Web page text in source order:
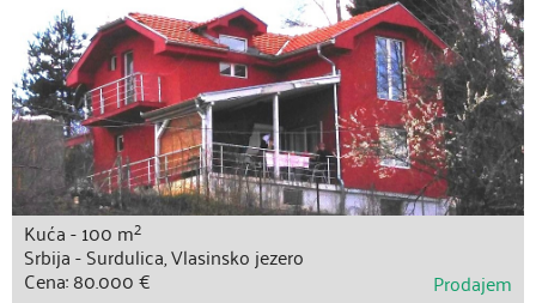
Kuća - 100 m2
Srbija - Surdulica, Vlasinsko jezero
Cena: 80.000 € Prodajem